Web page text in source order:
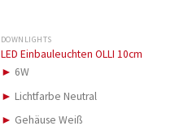
DOWNLIGHTS
LED Einbauleuchten OLLI 10cm
► 6W
► Lichtfarbe Neutral
► Gehäuse Weiß